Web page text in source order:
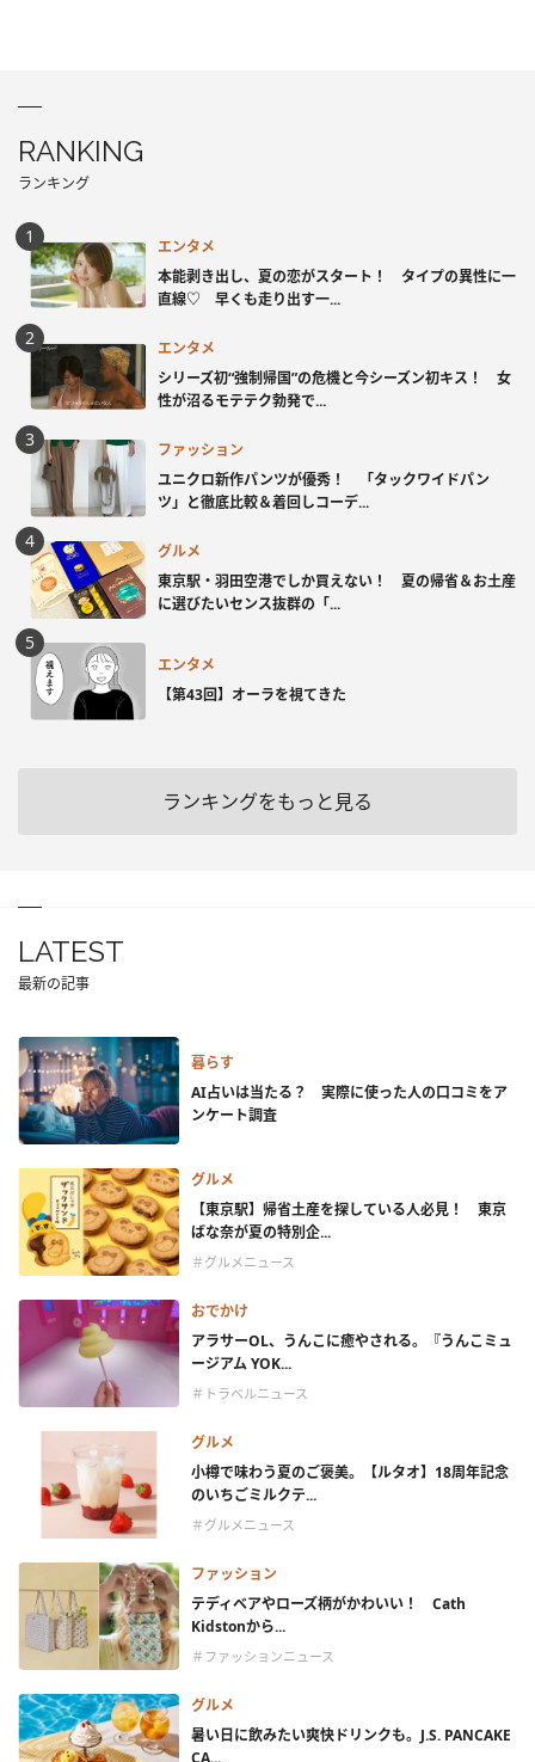
RANKING
ランキング
エンタメ
本能剥き出し、夏の恋がスタート！ タイプの異性に一
直線♡ 早くも走り出す一...
エンタメ
シリーズ初“強制帰国”の危機と今シーズン初キス！ 女
性が沼るモテテク勃発で...
ファッション
ユニクロ新作パンツが優秀！ 「タックワイドパン
ツ」と徹底比較＆着回しコーデ...
グルメ
東京駅・羽田空港でしか買えない！ 夏の帰省＆お土産
に選びたいセンス抜群の「...
エンタメ
【第43回】オーラを視てきた
ランキングをもっと見る
LATEST
最新の記事
暮らす
AI占いは当たる？ 実際に使った人の口コミをア
ンケート調査
グルメ
【東京駅】帰省土産を探している人必見！ 東京
ばな奈が夏の特別企...
＃グルメニュース
おでかけ
アラサーOL、うんこに癒やされる。『うんこミュ
ージアム YOK...
＃トラベルニュース
グルメ
小樽で味わう夏のご褒美。【ルタオ】18周年記念
のいちごミルクテ...
＃グルメニュース
ファッション
テディベアやローズ柄がかわいい！ Cath
Kidstonから...
＃ファッションニュース
グルメ
暑い日に飲みたい爽快ドリンクも。J.S. PANCAKE
CA...